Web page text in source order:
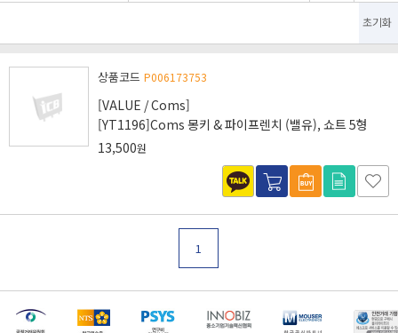
초기화
상품코드 P006173753
[VALUE / Coms]
[YT1196]Coms 몽키 & 파이프렌치 (밸유), 쇼트 5형
13,500원
1
[마일리지 적립 및 사용 정책 개편 안내]
[2026년 8월 신용카드 무이자 행사 안내]